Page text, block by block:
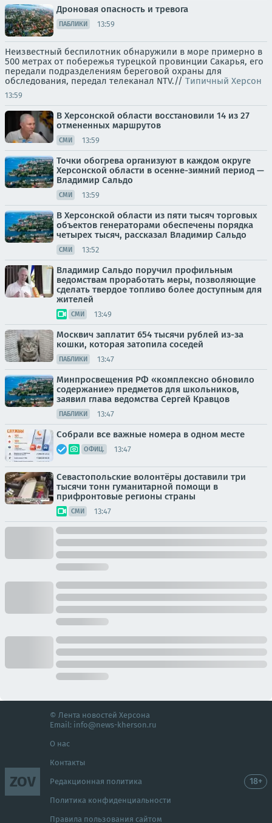
Дроновая опасность и тревога
ПАБЛИКИ 13:59
Неизвестный беспилотник обнаружили в море примерно в
500 метрах от побережья турецкой провинции Сакарья, его
передали подразделениям береговой охраны для
обследования, передал телеканал NTV.// Типичный Херсон
13:59
В Херсонской области восстановили 14 из 27
отмененных маршрутов
СМИ 13:59
Точки обогрева организуют в каждом округе
Херсонской области в осенне-зимний период —
Владимир Сальдо
СМИ 13:59
В Херсонской области из пяти тысяч торговых
объектов генераторами обеспечены порядка
четырех тысяч, рассказал Владимир Сальдо
СМИ 13:52
Владимир Сальдо поручил профильным
ведомствам проработать меры, позволяющие
сделать твердое топливо более доступным для
жителей
СМИ 13:49
Москвич заплатит 654 тысячи рублей из-за
кошки, которая затопила соседей
ПАБЛИКИ 13:47
Минпросвещения РФ «комплексно обновило
содержание» предметов для школьников,
заявил глава ведомства Сергей Кравцов
ПАБЛИКИ 13:47
Собрали все важные номера в одном месте
ОФИЦ. 13:47
Севастопольские волонтёры доставили три
тысячи тонн гуманитарной помощи в
прифронтовые регионы страны
СМИ 13:47
ZOV
© Лента новостей Херсона
Email: info@news-kherson.ru
О нас
Контакты
Редакционная политика
Политика конфиденциальности
Правила пользования сайтом
18+